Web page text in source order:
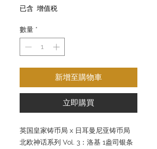
已含 增值税
數量 *
新增至購物車
立即購買
英国皇家铸币局 x 日耳曼尼亚铸币局
北欧神话系列 Vol. 3：洛基 1盎司银条